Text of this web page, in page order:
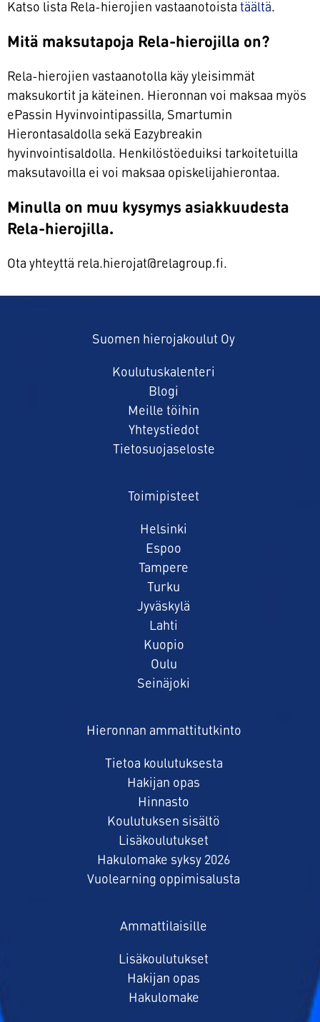
Katso lista Rela-hierojien vastaanotoista täältä.
Mitä maksutapoja Rela-hierojilla on?
Rela-hierojien vastaanotolla käy yleisimmät
maksukortit ja käteinen. Hieronnan voi maksaa myös
ePassin Hyvinvointipassilla, Smartumin
Hierontasaldolla sekä Eazybreakin
hyvinvointisaldolla. Henkilöstöeduiksi tarkoitetuilla
maksutavoilla ei voi maksaa opiskelijahierontaa.
Minulla on muu kysymys asiakkuudesta
Rela-hierojilla.
Ota yhteyttä rela.hierojat@relagroup.fi.
Suomen hierojakoulut Oy
Koulutuskalenteri
Blogi
Meille töihin
Yhteystiedot
Tietosuojaseloste
Toimipisteet
Helsinki
Espoo
Tampere
Turku
Jyväskylä
Lahti
Kuopio
Oulu
Seinäjoki
Hieronnan ammattitutkinto
Tietoa koulutuksesta
Hakijan opas
Hinnasto
Koulutuksen sisältö
Lisäkoulutukset
Hakulomake syksy 2026
Vuolearning oppimisalusta
Ammattilaisille
Lisäkoulutukset
Hakijan opas
Hakulomake